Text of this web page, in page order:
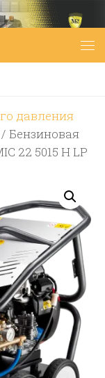
давления
/ Бензиновая
22 5015 H LP